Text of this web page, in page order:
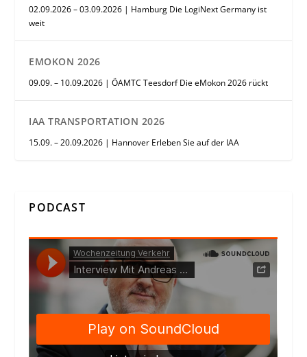
02.09.2026 – 03.09.2026 | Hamburg Die LogiNext Germany ist
weit
EMOKON 2026
09.09. – 10.09.2026 | ÖAMTC Teesdorf Die eMokon 2026 rückt
IAA TRANSPORTATION 2026
15.09. – 20.09.2026 | Hannover Erleben Sie auf der IAA
PODCAST